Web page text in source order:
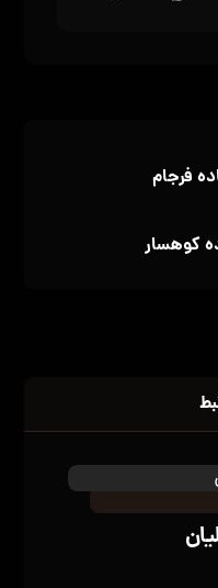
فرجام
کوهسار